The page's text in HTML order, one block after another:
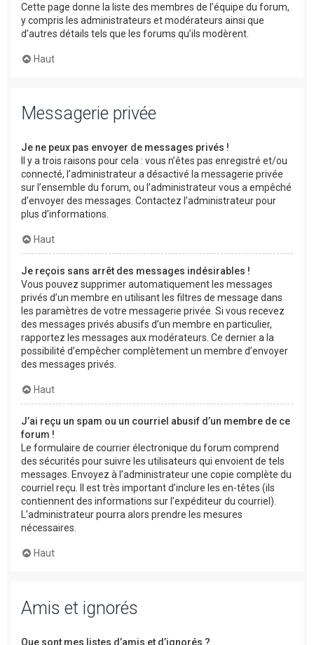
Cette page donne la liste des membres de l’équipe du forum,
y compris les administrateurs et modérateurs ainsi que
d’autres détails tels que les forums qu’ils modèrent.
Haut
Messagerie privée
Je ne peux pas envoyer de messages privés !
Il y a trois raisons pour cela : vous n’êtes pas enregistré et/ou
connecté, l’administrateur a désactivé la messagerie privée
sur l’ensemble du forum, ou l’administrateur vous a empêché
d’envoyer des messages. Contactez l’administrateur pour
plus d’informations.
Haut
Je reçois sans arrêt des messages indésirables !
Vous pouvez supprimer automatiquement les messages
privés d’un membre en utilisant les filtres de message dans
les paramètres de votre messagerie privée. Si vous recevez
des messages privés abusifs d’un membre en particulier,
rapportez les messages aux modérateurs. Ce dernier a la
possibilité d’empêcher complètement un membre d’envoyer
des messages privés.
Haut
J’ai reçu un spam ou un courriel abusif d’un membre de ce
forum !
Le formulaire de courrier électronique du forum comprend
des sécurités pour suivre les utilisateurs qui envoient de tels
messages. Envoyez à l’administrateur une copie complète du
courriel reçu. Il est très important d’inclure les en-têtes (ils
contiennent des informations sur l’expéditeur du courriel).
L’administrateur pourra alors prendre les mesures
nécessaires.
Haut
Amis et ignorés
Que sont mes listes d’amis et d’ignorés ?